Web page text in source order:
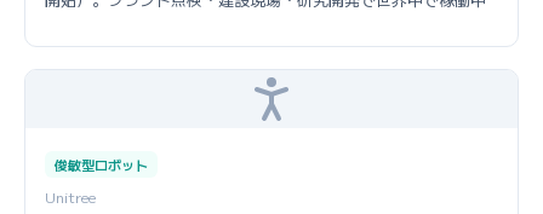
俊敏型ロボット
Unitree